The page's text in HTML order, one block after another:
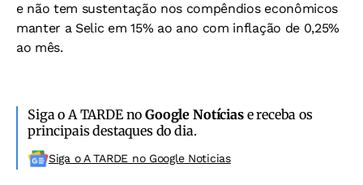
e não tem sustentação nos compêndios econômicos
manter a Selic em 15% ao ano com inflação de 0,25%
ao mês.
Siga o A TARDE noGoogle Notíciase receba os
principais destaques do dia.
Siga o A TARDE no Google Noticias